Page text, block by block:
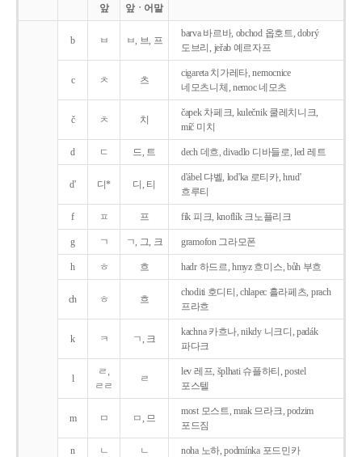
앞
앞ㆍ어말
b ㅂ ㅂ, 브, 프
barva 바르바, obchod 옵호트, dobrý
도브리, jeřab 예르자프
c ㅊ 츠
cigareta 치가레타, nemocnice
네모츠니체, nemoc 네모츠
č ㅊ 치
čapek 차페크, kulečnik 쿨레치니크,
míč 미치
d ㄷ 드, 트 dech 데흐, divadlo 디바들로, led 레트
d' 디* 디, 티
d'ábel 댜벨, lod'ka 로티카, hrud'
흐루티
f ㅍ 프 fík 피크, knoflík 크노플리크
g ㄱ ㄱ, 그, 크 gramofon 그라모폰
h ㅎ 흐 hadr 하드르, hmyz 흐미스, bůh 부흐
ch ㅎ 흐
choditi 호디티, chlapec 흘라페츠, prach
프라흐
k ㅋ ㄱ, 크
kachna 카흐나, nikdy 니크디, padák
파다크
l
ㄹ,
ㄹㄹ
ㄹ
lev 레프, šplhati 슈플하티, postel
포스텔
m ㅁ ㅁ, 므
most 모스트, mrak 므라크, podzim
포드짐
n ㄴ ㄴ noha 노하, podmínka 포드민카